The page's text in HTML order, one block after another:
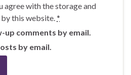
agree with the storage and
this website. *
comments by email.
by email.